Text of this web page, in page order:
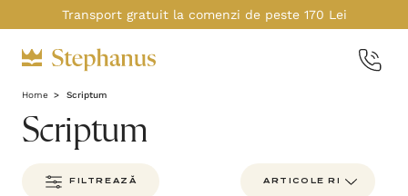
Transport gratuit la comenzi de peste 170 Lei
Home Scriptum
Scriptum
FILTREAZĂ